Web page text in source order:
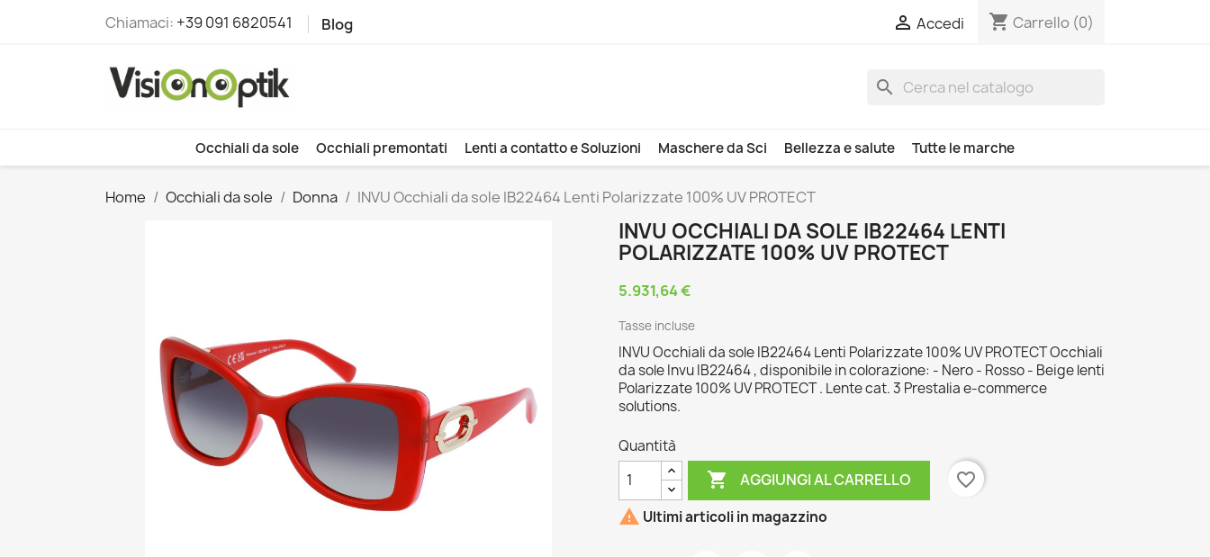
Chiamaci: +39 091 6820541 Blog  Accedi shopping_cart Carrello (0)
search
Occhiali da sole Occhiali premontati Lenti a contatto e Soluzioni Maschere da Sci Bellezza e salute Tutte le marche
Home Occhiali da sole Donna INVU Occhiali da sole IB22464 Lenti Polarizzate 100% UV PROTECT
INVU OCCHIALI DA SOLE IB22464 LENTI
POLARIZZATE 100% UV PROTECT
5.931,64 €
Tasse incluse
INVU Occhiali da sole IB22464 Lenti Polarizzate 100% UV PROTECT Occhiali
da sole Invu IB22464 , disponibile in colorazione: - Nero - Rosso - Beige lenti
Polarizzate 100% UV PROTECT . Lente cat. 3 Prestalia e-commerce
solutions.
Quantità
 AGGIUNGI AL CARRELLO
favorite_border
 Ultimi articoli in magazzino